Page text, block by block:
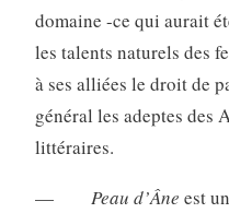
domaine -ce qui aurait
les talents naturels des
à ses alliées le droit de
général les adeptes des
littéraires.
— Peau d’Âne est